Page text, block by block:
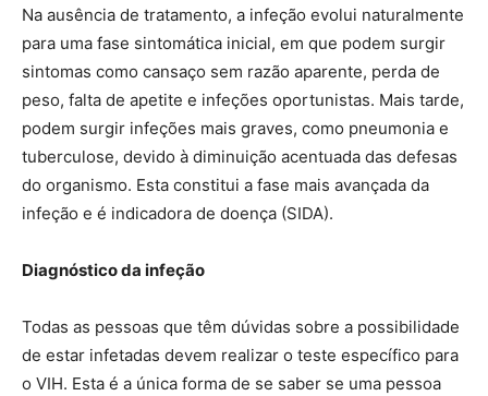
Na ausência de tratamento, a infeção evolui naturalmente
para uma fase sintomática inicial, em que podem surgir
sintomas como cansaço sem razão aparente, perda de
peso, falta de apetite e infeções oportunistas. Mais tarde,
podem surgir infeções mais graves, como pneumonia e
tuberculose, devido à diminuição acentuada das defesas
do organismo. Esta constitui a fase mais avançada da
infeção e é indicadora de doença (SIDA).
Diagnóstico da infeção
Todas as pessoas que têm dúvidas sobre a possibilidade
de estar infetadas devem realizar o teste específico para
o VIH. Esta é a única forma de se saber se uma pessoa